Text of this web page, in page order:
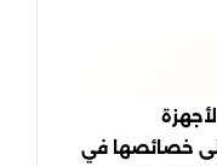
إلى خصائصها في